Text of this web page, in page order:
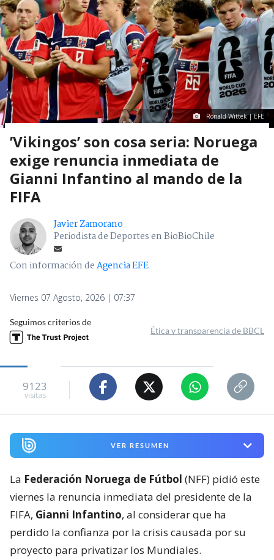
Ronald Wittek | EFE
’Vikingos’ son cosa seria: Noruega
exige renuncia inmediata de
Gianni Infantino al mando de la
FIFA
Javier Zamorano
Periodista de Deportes en BioBioChile
Con información deAgencia EFE
Viernes 07 Agosto, 2026 | 07:37
Seguimos criterios de
Ética y transparencia de BBCL
9123
visitas
VER RESUMEN
La Federación Noruega de Fútbol (NFF) pidió este
viernes la renuncia inmediata del presidente de la
FIFA, Gianni Infantino, al considerar que ha
perdido la confianza por la crisis causada por su
proyecto para privatizar los Mundiales.